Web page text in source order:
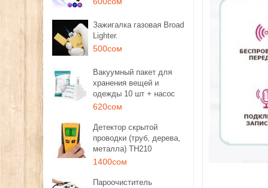
Зажигалка газовая Broad
Lighter.
500сом
Вакуумный пакет для
хранения вещей и
одежды 10 шт + насос
620сом
Детектор скрытой
проводки (труб, дерева,
металла) TH210
1400сом
Пароочиститель